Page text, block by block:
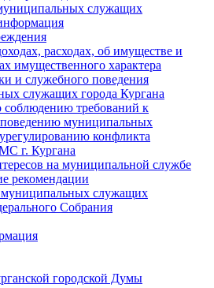
служащих
расходах, об имуществе и
имущественного характера
и служебного поведения
служащих города Кургана
требований к
муниципальных
конфликта
г. Кургана
на муниципальной службе
рекомендации
муниципальных служащих
Cобрания
городской Думы